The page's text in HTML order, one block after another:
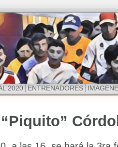
2020 ENTRENADORES